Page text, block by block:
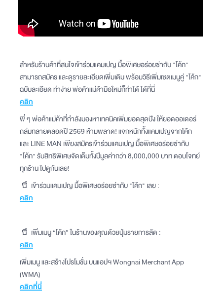
สำหรับร้านค้าที่สนใจเข้าร่วมแคมเปญ มื้อพิเศษอร่อยซ่ากับ "โค้ก"
สามารถสมัคร และดูรายละเอียดเพิ่มเติม พร้อมวิธีเพิ่มเซตเมนูคู่ "โค้ก"
ฉบับละเอียด ทำง่าย พ่อค้าแม่ค้ามือใหม่ก็ทำได้ ได้ที่นี่
คลิก
พี่ ๆ พ่อค้าแม่ค้าที่กำลังมองหาเทคนิคเพิ่มยอดสุดปัง ให้ยอดออเดอร์
ถล่มทลายตลอดปี 2569 ห้ามพลาด! แจกหนักทั้งแคมเปญจากโค้ก
และ LINE MAN เพียงสมัครเข้าร่วมแคมเปญ มื้อพิเศษอร่อยซ่ากับ
"โค้ก" รับสิทธิพิเศษจัดเต็มทั้งปีมูลค่ากว่า 8,000,000 บาท ตอบโจทย์
ทุกร้าน ไปดูกันเลย!
🥤 เข้าร่วมแคมเปญ มื้อพิเศษอร่อยซ่ากับ "โค้ก" เลย :
คลิก
🥤 เพิ่มเมนู “โค้ก” ในร้านของคุณด้วยปุ่มรายการลัด :
คลิก
เพิ่มเมนู และสร้างโปรโมชั่น บนแอปฯ Wongnai Merchant App
(WMA)
คลิกที่นี่